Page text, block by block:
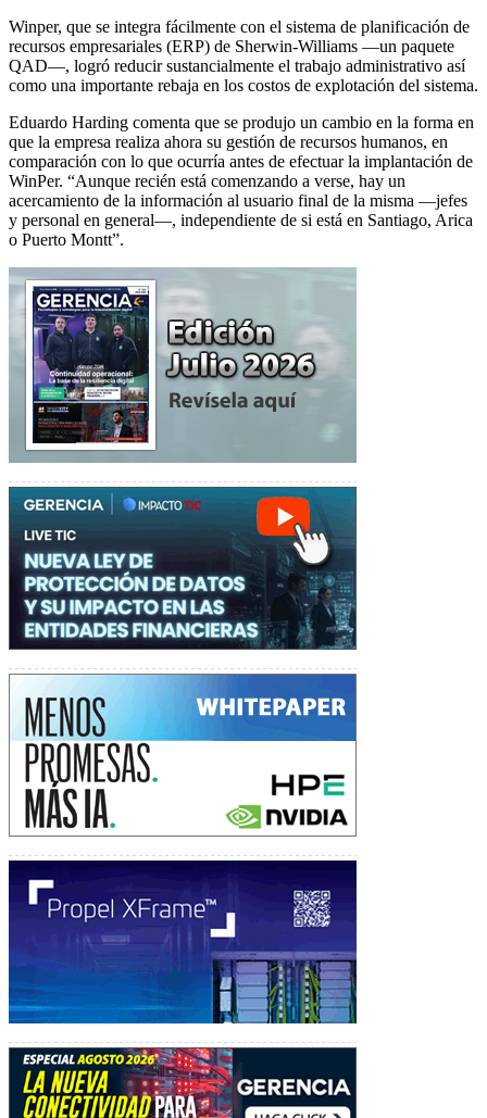
Winper, que se integra fácilmente con el sistema de planificación de
recursos empresariales (ERP) de Sherwin-Williams —un paquete
QAD—, logró reducir sustancialmente el trabajo administrativo así
como una importante rebaja en los costos de explotación del sistema.
Eduardo Harding comenta que se produjo un cambio en la forma en
que la empresa realiza ahora su gestión de recursos humanos, en
comparación con lo que ocurría antes de efectuar la implantación de
WinPer. “Aunque recién está comenzando a verse, hay un
acercamiento de la información al usuario final de la misma —jefes
y personal en general—, independiente de si está en Santiago, Arica
o Puerto Montt”.